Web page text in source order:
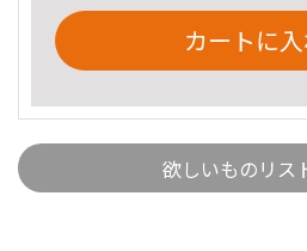
カートに
欲しいものリス